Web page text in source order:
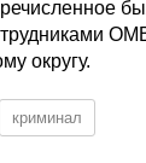
округу.
криминал